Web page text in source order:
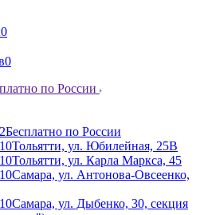
0
0
по России
Бесплатно по России
Тольятти, ул. Юбилейная, 25В
Тольятти, ул. Карла Маркса, 45
Самара, ул. Антонова-Овсеенко,
Самара, ул. Дыбенко, 30, секция